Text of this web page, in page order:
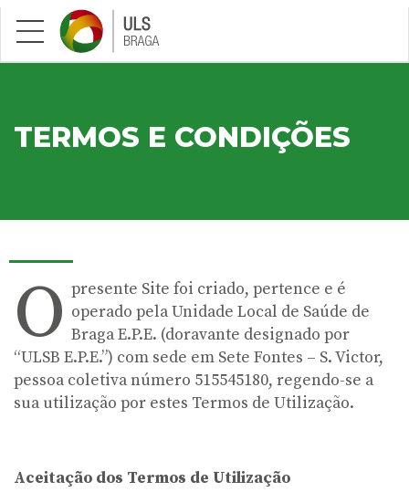
Saltar para conteúdo principal
TERMOS E CONDIÇÕES
O presente Site foi criado, pertence e é
operado pela Unidade Local de Saúde de
Braga E.P.E. (doravante designado por
“ULSB E.P.E.”) com sede em Sete Fontes – S. Victor,
pessoa coletiva número 515545180, regendo-se a
sua utilização por estes Termos de Utilização.
Aceitação dos Termos de Utilização